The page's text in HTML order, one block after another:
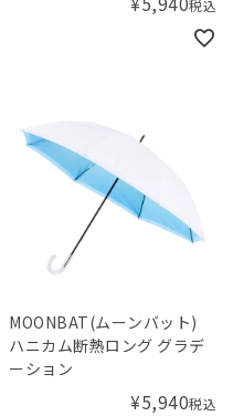
税込
MOONBAT(ムーンバット)
ハニカム断熱ロング グラデ
ーション
¥5,940税込